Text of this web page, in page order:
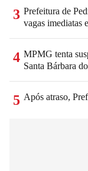
3 Prefeitura de
vagas imediatas
4 MPMG tenta
Santa Bárbara
5 Após atraso,